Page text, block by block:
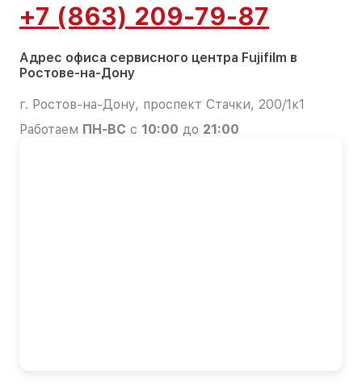
+7 (863) 209-79-87
Адрес офиса сервисного центра Fujifilm в
Ростове-на-Дону
г. Ростов-на-Дону, проспект Стачки, 200/1к1
Работаем ПН-ВС с 10:00 до 21:00